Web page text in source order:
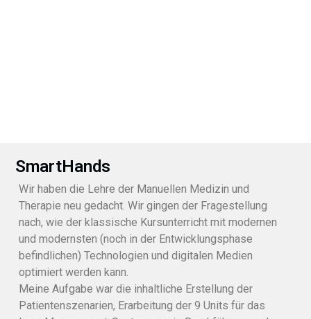
SmartHands
Wir haben die Lehre der Manuellen Medizin und
Therapie neu gedacht. Wir gingen der Fragestellung
nach, wie der klassische Kursunterricht mit modernen
und modernsten (noch in der Entwicklungsphase
befindlichen) Technologien und digitalen Medien
optimiert werden kann.
Meine Aufgabe war die inhaltliche Erstellung der
Patientenszenarien, Erarbeitung der 9 Units für das